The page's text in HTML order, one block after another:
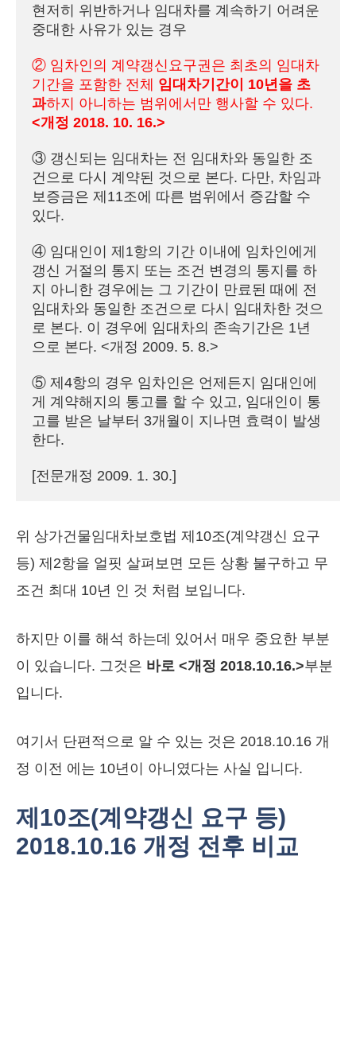
현저히 위반하거나 임대차를 계속하기 어려운
중대한 사유가 있는 경우
② 임차인의 계약갱신요구권은 최초의 임대차
기간을 포함한 전체 임대차기간이 10년을 초
과
<개정 2018. 10. 16.>
③ 갱신되는 임대차는 전 임대차와 동일한 조
건으로 다시 계약된 것으로 본다. 다만, 차임과
보증금은 제11조에 따른 범위에서 증감할 수
있다.
④ 임대인이 제1항의 기간 이내에 임차인에게
갱신 거절의 통지 또는 조건 변경의 통지를 하
지 아니한 경우에는 그 기간이 만료된 때에 전
임대차와 동일한 조건으로 다시 임대차한 것으
로 본다. 이 경우에 임대차의 존속기간은 1년
으로 본다. <개정 2009. 5. 8.>
⑤ 제4항의 경우 임차인은 언제든지 임대인에
게 계약해지의 통고를 할 수 있고, 임대인이 통
고를 받은 날부터 3개월이 지나면 효력이 발생
한다.
[전문개정 2009. 1. 30.]
위 상가건물임대차보호법 제10조(계약갱신 요구
등) 제2항을 얼핏 살펴보면 모든 상황 불구하고 무
조건 최대 10년 인 것 처럼 보입니다.
하지만 이를 해석 하는데 있어서 매우 중요한 부분
이 있습니다. 그것은 바로 <개정 2018.10.16.>부분
입니다.
여기서 단편적으로 알 수 있는 것은 2018.10.16 개
정 이전 에는 10년이 아니였다는 사실 입니다.
제10조(계약갱신 요구 등)
2018.10.16 개정 전후 비교